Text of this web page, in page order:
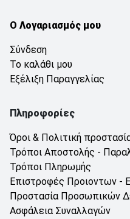
Ο Λογαριασμός μου
Σύνδεση
Το καλάθι μου
Εξέλιξη Παραγγελίας
Πληροφορίες
Όροι & Πολιτική
Τρόποι Αποστολής -
Τρόποι Πληρωμής
Επιστροφές Προιοντων -
Προστασία Προσωπικών
Ασφάλεια Συναλλαγών